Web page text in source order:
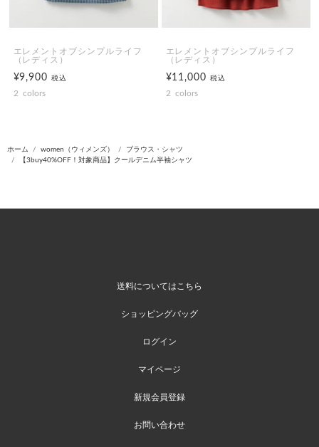
エレメントオブシンプルライフ
（レディス）
¥9,900税込
2 colors
エレメントオブシンプルライフ
（レディス）
¥11,000税込
2 colors
ホーム women（ウィメンズ）
ブラウス・シャツ
【3buy40%OFF！対象商品】クールデニム半袖シャツ
送料についてはこちら
ショッピングバッグ
ログイン
マイページ
新規会員登録
お問い合わせ